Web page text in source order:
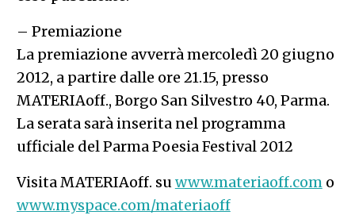
– Premiazione
La premiazione avverrà mercoledì 20 giugno
2012, a partire dalle ore 21.15, presso
MATERIAoff., Borgo San Silvestro 40, Parma.
La serata sarà inserita nel programma
ufficiale del Parma Poesia Festival 2012
Visita MATERIAoff. suwww.materiaoff.como
www.myspace.com/materiaoff